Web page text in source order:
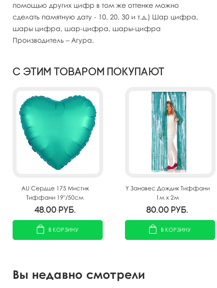
помощью других цифр в том же оттенке можно
сделать памятную дату - 10, 20, 30 и т.д.) Шар цифра,
шары цифра, шар-цифра, шары-цифра
Производитель – Агура.
С этим товаром покупают
AU Сердце 175 Мистик
Тиффани 19"/50см
48.00 руб.
В КОРЗИНУ
Y Занавес Дождик Тиффани
1м х 2м
80.00 руб.
В КОРЗИНУ
Вы недавно смотрели